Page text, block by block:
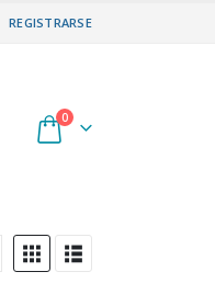
REGISTRARSE
0